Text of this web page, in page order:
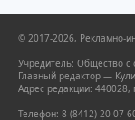
© 2017-2026, Рекламно-
Учредитель: Общество с
Главный редактор —
Адрес редакции: 440028,
Телефон: 8 (8412) 20-07-